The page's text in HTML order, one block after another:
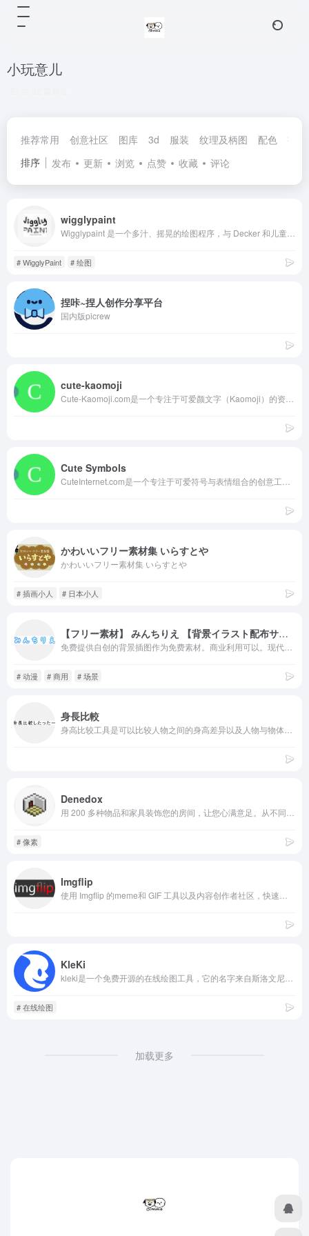
小玩意儿
推荐常用 创意社区 图库 3d 服装 纹理及柄图 配色
字体
排序
发布 更新 浏览 点赞 收藏 评论
wigglypaint
# WigglyPaint # 绘图
捏咔~捏人创作分享平台
国内版picrew
cute-kaomoji
Cute Symbols
かわいいフリー素材集 いらすとや
かわいいフリー素材集 いらすとや
# 插画小人 # 日本小人
【フリー素材】 みんちりえ 【背景イラスト配布サイト】
# 动漫 # 商用 # 场景
身長比較
Denedox
# 像素
Imgflip
KleKi
# 在线绘图
加载更多